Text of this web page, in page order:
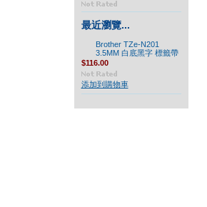
最近瀏覽...
Brother TZe-N201
3.5MM 白底黑字 標籤帶
$116.00
添加到購物車